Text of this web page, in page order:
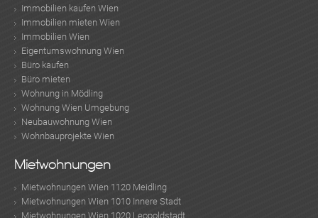
Immobilien kaufen Wien
Immobilien mieten Wien
Immobilien Wien
Eigentumswohnung Wien
Büro kaufen
Büro mieten
Wohnung in Mödling
Wohnung Wien Umgebung
Neubauwohnung Wien
Wohnbauprojekte Wien
Mietwohnungen
Mietwohnungen Wien 1120 Meidling
Mietwohnungen Wien 1010 Innere Stadt
Mietwohnungen Wien 1020 Leopoldstadt